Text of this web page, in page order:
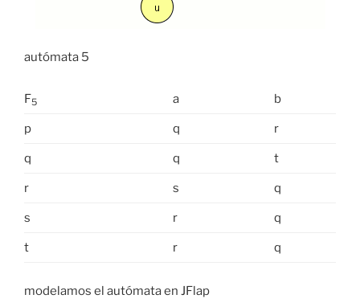
autómata 5
F5 a b
p q r
q q t
r s q
s r q
t r q
modelamos el autómata en JFlap